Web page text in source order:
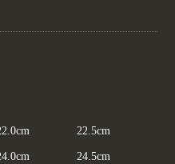
22.5cm
24.5cm